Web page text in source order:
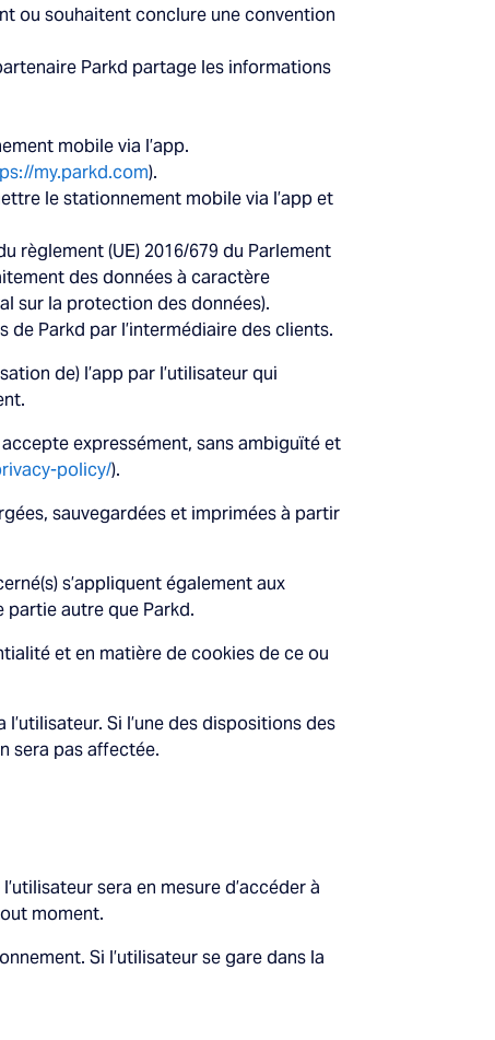
ou souhaitent conclure une convention
Parkd partage les informations
mobile via l’app.
my.parkd.com).
le stationnement mobile via l’app et
règlement (UE) 2016/679 du Parlement
des données à caractère
sur la protection des données).
de Parkd par l’intermédiaire des clients.
de) l’app par l’utilisateur qui
accepte expressément, sans ambiguïté et
policy/).
sauvegardées et imprimées à partir
s’appliquent également aux
partie autre que Parkd.
et en matière de cookies de ce ou
Si l’une des dispositions des
sera pas affectée.
sera en mesure d’accéder à
moment.
Si l’utilisateur se gare dans la